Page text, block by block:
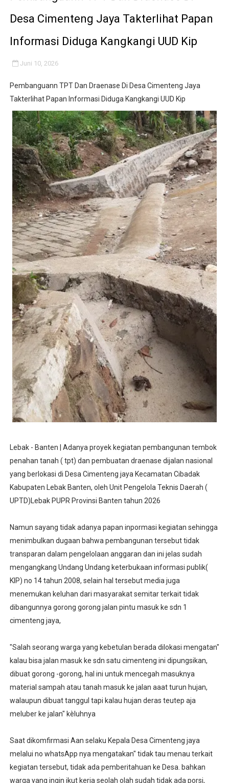
Kepala KSP Jenderal Dudung Pimpin Peluncuran Buku
Official Statement by the Royal Office of Morocco
Hebat! Ada Jalan Tol "Donald J. Trump" di Wilayah
Kapolsek Cikeusik Tegaskan Komitmen Jaga
Program Fisik Pertanian di Sindangresmi Dikelola
Desa Cimenteng Jaya Takterlihat Papan
Informasi Diduga Kangkangi UUD Kip
Juni 10, 2026
Pembanguann TPT Dan Draenase Di Desa Cimenteng Jaya
Takterlihat Papan Informasi Diduga Kangkangi UUD Kip
Lebak - Banten | Adanya proyek kegiatan pembangunan tembok
penahan tanah ( tpt) dan pembuatan draenase dijalan nasional
yang berlokasi di Desa Cimenteng jaya Kecamatan Cibadak
Kabupaten Lebak Banten, oleh Unit Pengelola Teknis Daerah (
UPTD)Lebak PUPR Provinsi Banten tahun 2026
Namun sayang tidak adanya papan inpormasi kegiatan sehingga
menimbulkan dugaan bahwa pembangunan tersebut tidak
transparan dalam pengelolaan anggaran dan ini jelas sudah
mengangkang Undang Undang keterbukaan informasi publik(
KIP) no 14 tahun 2008, selain hal tersebut media juga
menemukan keluhan dari masyarakat semitar terkait tidak
dibangunnya gorong gorong jalan pintu masuk ke sdn 1
cimenteng jaya,
"Salah seorang warga yang kebetulan berada dilokasi mengatan"
kalau bisa jalan masuk ke sdn satu cimenteng ini dipungsikan,
dibuat gorong -gorong, hal ini untuk mencegah masuknya
material sampah atau tanah masuk ke jalan aaat turun hujan,
walaupun dibuat tanggul tapi kalau hujan deras teutep aja
meluber ke jalan" kèluhnya
Saat dikomfirmasi Aan selaku Kepala Desa Cimenteng jaya
melalui no whatsApp nya mengatakan" tidak tau menau terkait
kegiatan tersebut, tidak ada pemberitahuan ke Desa. bahkan
warga yang ingin ikut kerja seolah olah sudah tidak ada porsi,